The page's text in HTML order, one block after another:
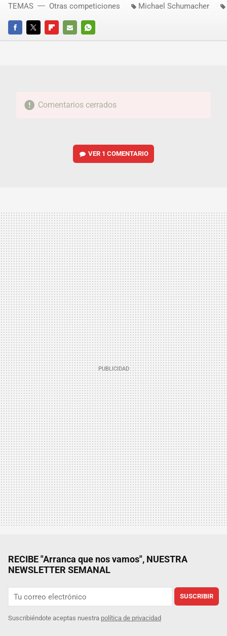
FACEBOOKTWITTERFLIPBOARD
E-
WHATSAPP
TEMAS Otras competiciones Michael Schumacher
Comentarios cerrados
VER 1 COMENTARIO
RECIBE "Arranca que nos vamos", NUESTRA
NEWSLETTER SEMANAL
SUSCRIBIR
Suscribiéndote aceptas nuestra política de privacidad